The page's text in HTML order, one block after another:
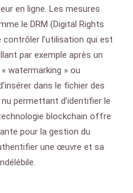
en ligne. Les mesures
le DRM (Digital Rights
l’utilisation qui est
par exemple après un
watermarking » ou
dans le fichier des
permettant d’identifier le
blockchain offre
pour la gestion du
une œuvre et sa